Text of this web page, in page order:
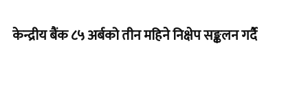
केन्द्रीय बैंक ८५ अर्बको तीन महिने निक्षेप सङ्कलन गर्दै